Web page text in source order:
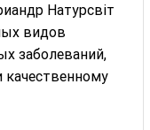
Натурсвіт
видов
заболеваний,
качественному